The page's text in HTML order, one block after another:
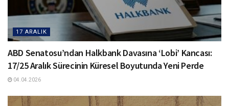
17 ARALIK
ABD Senatosu’ndan Halkbank Davasına ‘Lobi’ Kancası:
17/25 Aralık Sürecinin Küresel Boyutunda Yeni Perde
04.04.2026